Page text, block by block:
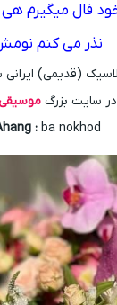
فال میگیرم
نذر می کنم
(قدیمی) ایرانی
در سایت بزرگ
:ba nokhod